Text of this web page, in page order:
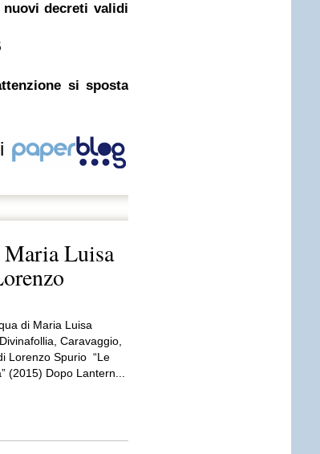
decreti validi
si sposta
Maria Luisa
di Maria Luisa
Caravaggio,
Lorenzo Spurio “Le
(2015) Dopo Lantern...